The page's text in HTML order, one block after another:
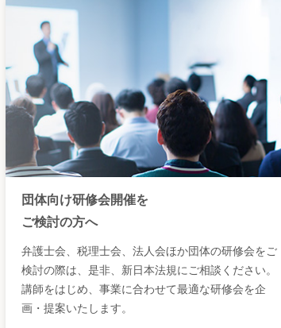
団体向け研修会開催を
ご検討の方へ
弁護士会、税理士会、法人会ほか団体の研修会をご
検討の際は、是非、新日本法規にご相談ください。
講師をはじめ、事業に合わせて最適な研修会を企
画・提案いたします。